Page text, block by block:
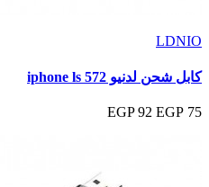
LDNIO
كابل شحن لدنيو iphone ls 572
75 EGP
92 EGP